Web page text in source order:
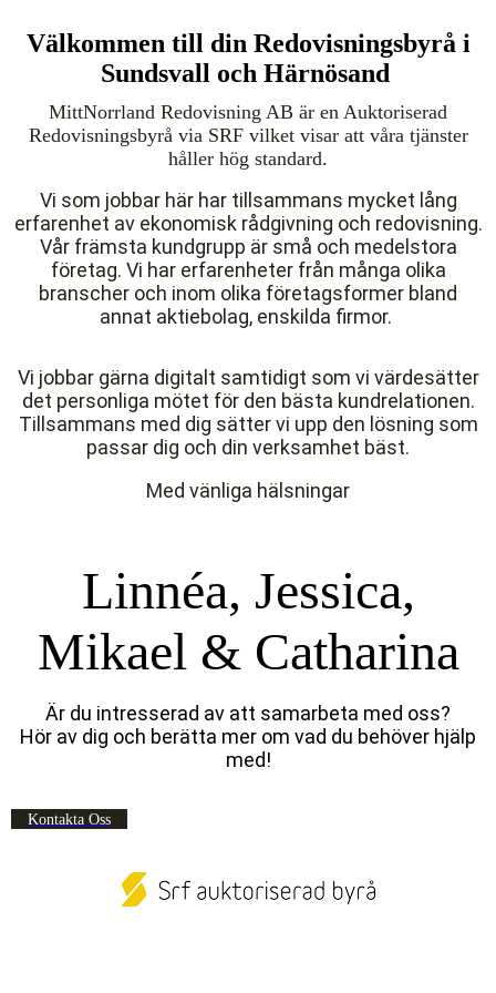
Välkommen till din Redovisningsbyrå i
Sundsvall och Härnösand
MittNorrland Redovisning AB är en Auktoriserad
Redovisningsbyrå via SRF vilket visar att våra tjänster
håller hög standard.
Vi som jobbar här har tillsammans mycket lång
erfarenhet av ekonomisk rådgivning och redovisning.
Vår främsta kundgrupp är små och medelstora
företag. Vi har erfarenheter från många olika
branscher och inom olika företagsformer bland
annat aktiebolag, enskilda firmor.
Vi jobbar gärna digitalt samtidigt som vi värdesätter
det personliga mötet för den bästa kundrelationen.
Tillsammans med dig sätter vi upp den lösning som
passar dig och din verksamhet bäst.
Med vänliga hälsningar
Linnéa, Jessica,
Mikael & Catharina
Är du intresserad av att samarbeta med oss?
Hör av dig och berätta mer om vad du behöver hjälp
med!
Kontakta Oss